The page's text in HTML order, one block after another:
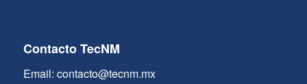
Contacto TecNM
Email: contacto@tecnm.mx